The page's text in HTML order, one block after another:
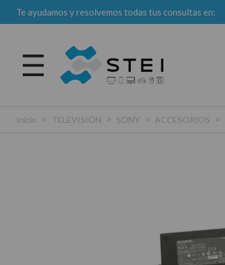
Te ayudamos y resolvemos todas tus consultas en:
Inicio > TELEVISIÓN > SONY > ACCESORIOS >